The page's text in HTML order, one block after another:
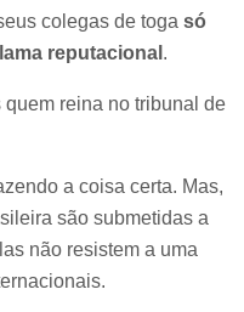
colegas de toga só
reputacional .
reina no tribunal de
a coisa certa. Mas,
são submetidas a
não resistem a uma